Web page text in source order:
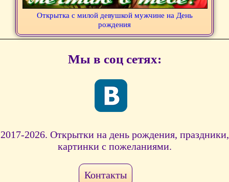
Открытка с милой девушкой мужчине на День
рождения
Мы в соц сетях:
2017-2026. Открытки на день рождения, праздники,
картинки с пожеланиями.
Контакты